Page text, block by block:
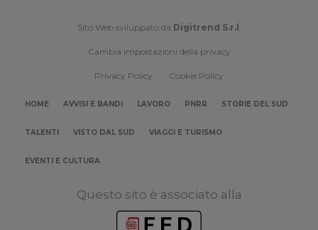
Sito Web sviluppato da Digitrend S.r.l .
Cambia impostazioni della privacy
Privacy Policy Cookie Policy
HOME AVVISI E BANDI LAVORO PNRR STORIE DEL SUD
TALENTI VISTO DAL SUD VIAGGI E TURISMO
EVENTI E CULTURA
Questo sito è associato alla